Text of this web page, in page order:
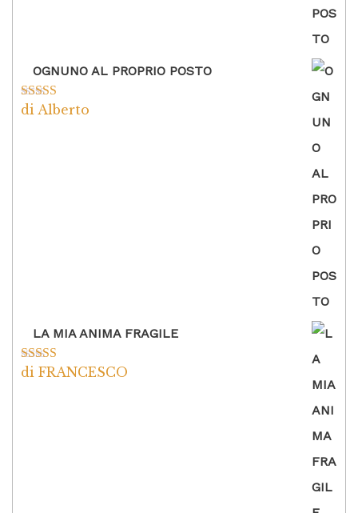
OGNUNO AL PROPRIO POSTO
Valutato5su
di Alberto
LA MIA ANIMA FRAGILE
Valutato5su
di FRANCESCO